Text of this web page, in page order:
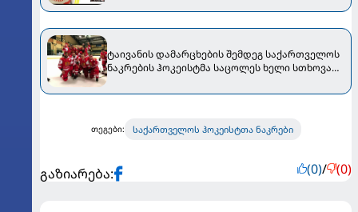
ტაივანის დამარცხების შემდეგ საქართველოს
ნაკრების ჰოკეისტმა საცოლეს ხელი სთხოვა
თეგები: საქართველოს ჰოკეისტთა ნაკრები
გაზიარება: (0)/ (0)